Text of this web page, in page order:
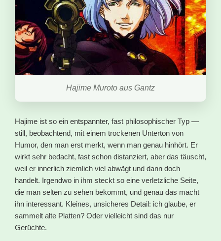
Hajime Muroto aus Gantz
Hajime ist so ein entspannter, fast philosophischer Typ —
still, beobachtend, mit einem trockenen Unterton von
Humor, den man erst merkt, wenn man genau hinhört. Er
wirkt sehr bedacht, fast schon distanziert, aber das täuscht,
weil er innerlich ziemlich viel abwägt und dann doch
handelt. Irgendwo in ihm steckt so eine verletzliche Seite,
die man selten zu sehen bekommt, und genau das macht
ihn interessant. Kleines, unsicheres Detail: ich glaube, er
sammelt alte Platten? Oder vielleicht sind das nur
Gerüchte.